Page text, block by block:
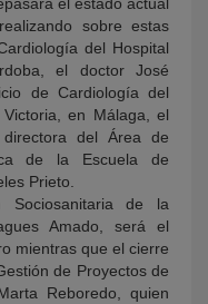
sobre estas
del Hospital
el doctor José
de Cardiología del
en Málaga, el
del Área de
de la Escuela de
Prieto.
de la
Amado, será el
mientras que el cierre
de Proyectos de
Reboredo, quien